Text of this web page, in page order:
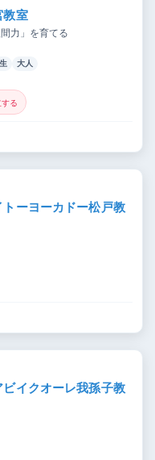
教室
力」を育てる
大人
る
ーヨーカドー松戸教
イクオーレ我孫子教